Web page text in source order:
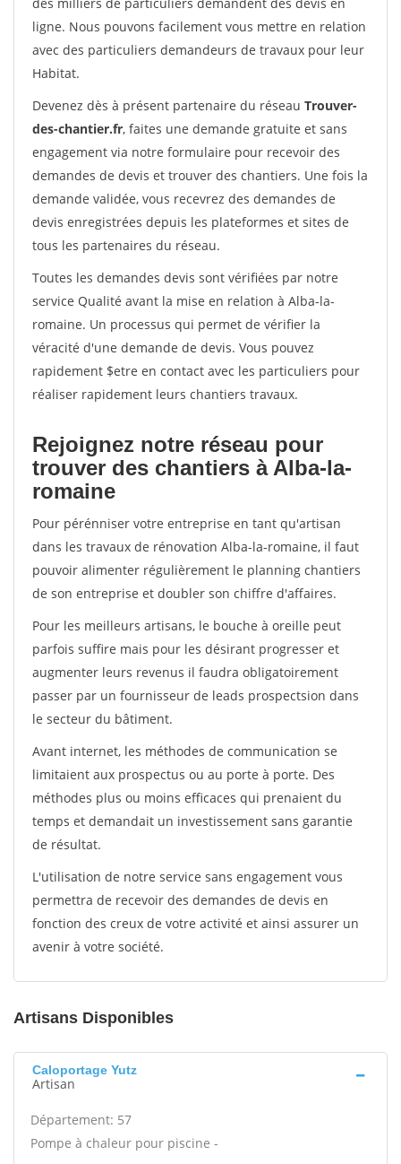
ligne. Nous pouvons facilement vous mettre en relation
avec des particuliers demandeurs de travaux pour leur
Habitat.
Devenez dès à présent partenaire du réseau Trouver-
des-chantier.fr, faites une demande gratuite et sans
engagement via notre formulaire pour recevoir des
demandes de devis et trouver des chantiers. Une fois la
demande validée, vous recevrez des demandes de
devis enregistrées depuis les plateformes et sites de
tous les partenaires du réseau.
Toutes les demandes devis sont vérifiées par notre
service Qualité avant la mise en relation à Alba-la-
romaine. Un processus qui permet de vérifier la
véracité d'une demande de devis. Vous pouvez
rapidement $etre en contact avec les particuliers pour
réaliser rapidement leurs chantiers travaux.
Rejoignez notre réseau pour
trouver des chantiers à Alba-la-
romaine
Pour pérénniser votre entreprise en tant qu'artisan
dans les travaux de rénovation Alba-la-romaine, il faut
pouvoir alimenter régulièrement le planning chantiers
de son entreprise et doubler son chiffre d'affaires.
Pour les meilleurs artisans, le bouche à oreille peut
parfois suffire mais pour les désirant progresser et
augmenter leurs revenus il faudra obligatoirement
passer par un fournisseur de leads prospectsion dans
le secteur du bâtiment.
Avant internet, les méthodes de communication se
limitaient aux prospectus ou au porte à porte. Des
méthodes plus ou moins efficaces qui prenaient du
temps et demandait un investissement sans garantie
de résultat.
L'utilisation de notre service sans engagement vous
permettra de recevoir des demandes de devis en
fonction des creux de votre activité et ainsi assurer un
avenir à votre société.
Artisans Disponibles
Caloportage Yutz
Artisan
Département: 57
Pompe à chaleur pour piscine -